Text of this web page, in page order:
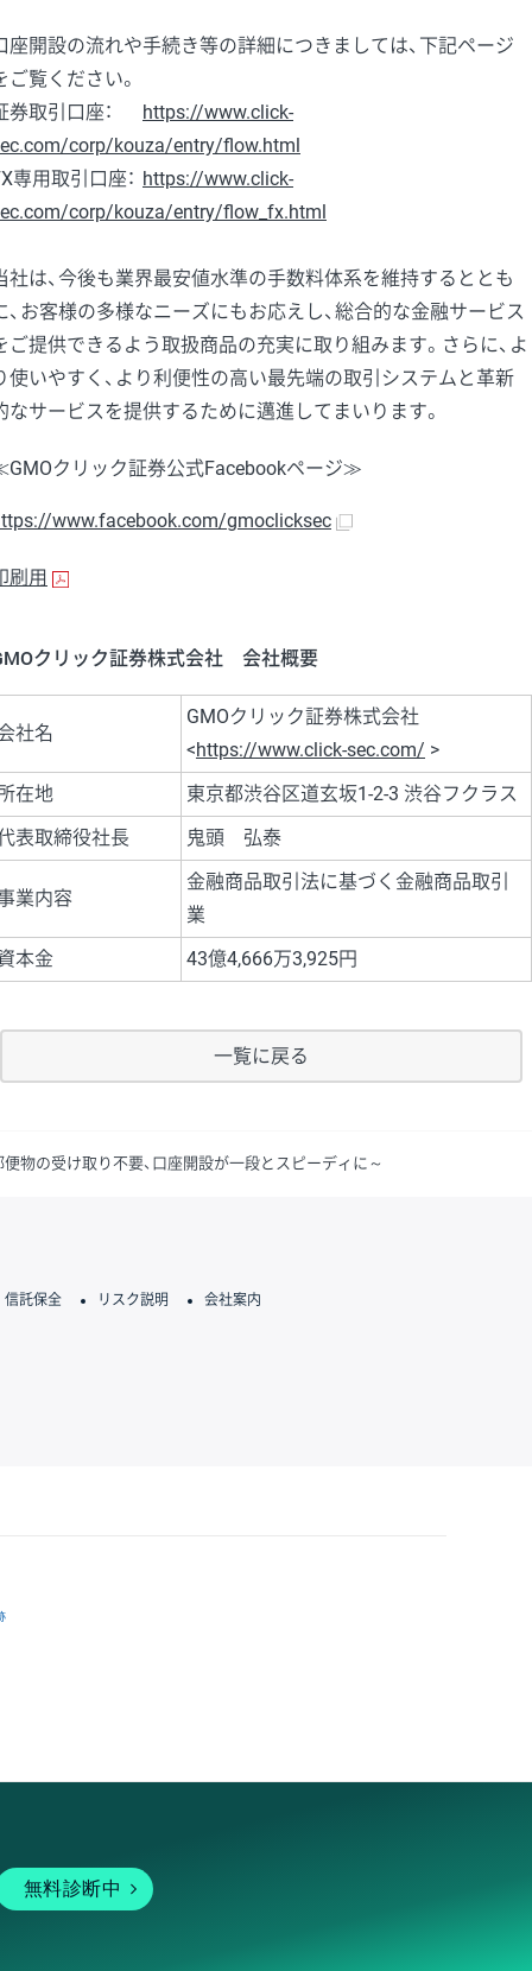
座開設の流れや手続き等の詳細につきましては、下記ページ
ご覧ください。
券取引口座：
https://www.click-
corp/kouza/entry/flow.html
専用取引口座： https://www.click-
corp/kouza/entry/flow_fx.html
社は、今後も業界最安値水準の手数料体系を維持するととも
、お客様の多様なニーズにもお応えし、総合的な金融サービス
ご提供できるよう取扱商品の充実に取り組みます。さらに、よ
使いやすく、より利便性の高い最先端の取引システムと革新
なサービスを提供するために邁進してまいります。
クリック証券公式Facebookページ≫
www.facebook.com/gmoclicksec
刷用
クリック証券株式会社 会社概要
社名
GMOクリック証券株式会社
<https://www.click-sec.com/ >
在地
東京都渋谷区道玄坂1-2-3 渋谷フクラス
表取締役社長
鬼頭 弘泰
業内容
金融商品取引法に基づく金融商品取引
業
本金
43億4,666万3,925円
一覧に戻る
物の受け取り不要、口座開設が一段とスピーディに～
信託保全 リスク説明 会社案内
無料診断中